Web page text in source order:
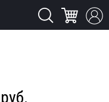
руб.